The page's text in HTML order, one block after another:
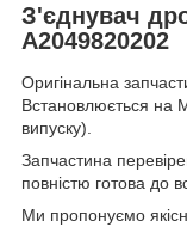
З'єднувач
A2049820202
Оригінальна
Встановлюється на
випуску).
Запчастина
повністю готова до
Ми пропонуємо